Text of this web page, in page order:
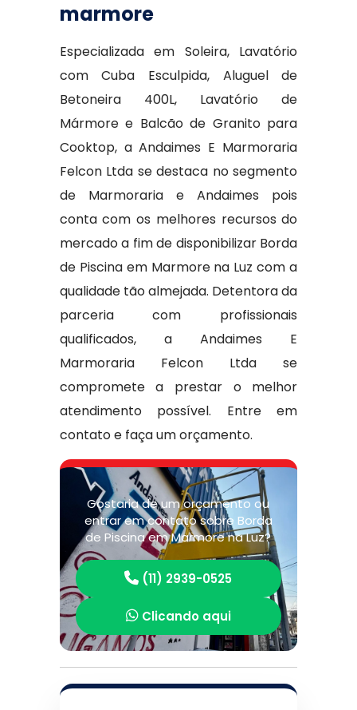
marmore
Especializada em Soleira, Lavatório
com Cuba Esculpida, Aluguel de
Betoneira 400L, Lavatório de
Mármore e Balcão de Granito para
Cooktop, a Andaimes E Marmoraria
Felcon Ltda se destaca no segmento
de Marmoraria e Andaimes pois
conta com os melhores recursos do
mercado a fim de disponibilizar Borda
de Piscina em Marmore na Luz com a
qualidade tão almejada. Detentora da
parceria com profissionais
qualificados, a Andaimes E
Marmoraria Felcon Ltda se
compromete a prestar o melhor
atendimento possível. Entre em
contato e faça um orçamento.
Gostaria de um orçamento ou
entrar em contato sobre Borda
de Piscina em Marmore na Luz?
(11) 2939-0525
Clicando aqui